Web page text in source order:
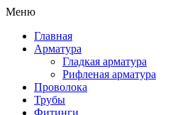
Меню
Главная
Арматура
Гладкая арматура
Рифленая арматура
Проволока
Трубы
Фитинги